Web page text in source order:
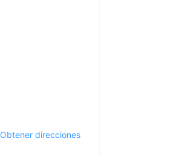
Obtener direcciones